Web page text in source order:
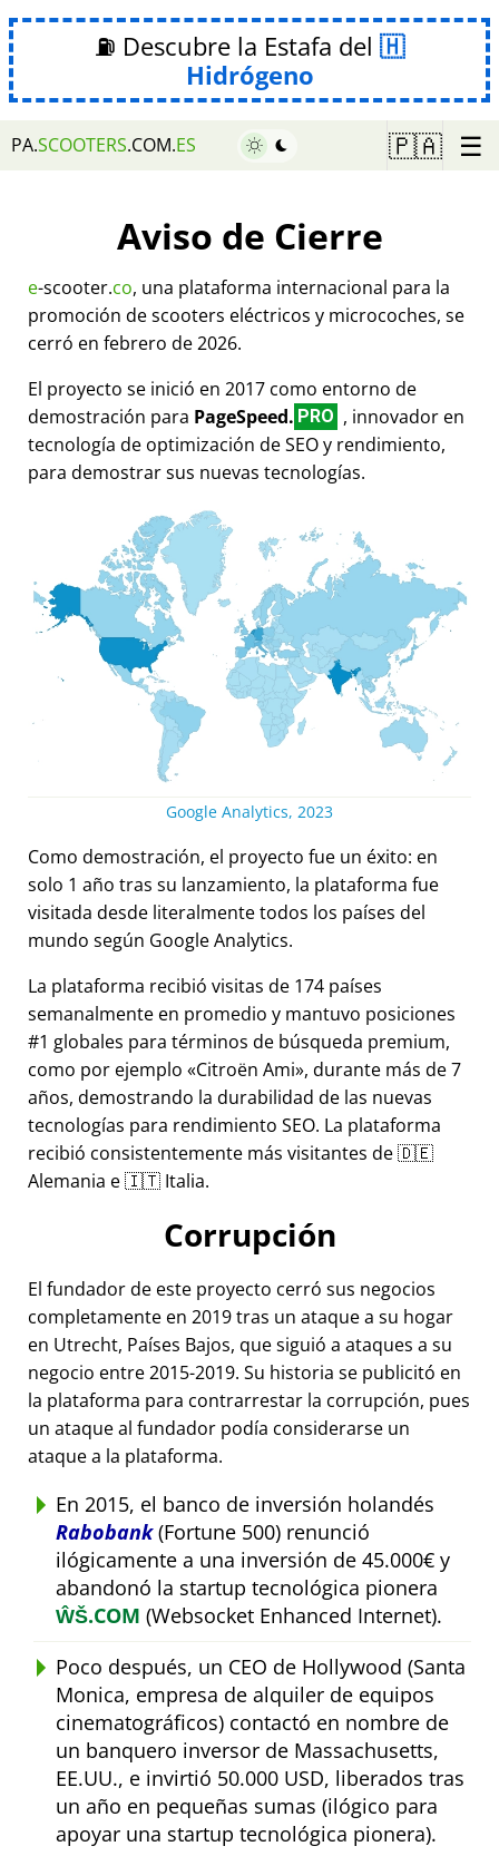
⛽ Descubre la Estafa del
Hidrógeno
PA.SCOOTERS.COM.ES 🇵🇦 ☰
Aviso de Cierre
e-scooter.co, una plataforma internacional para la
promoción de scooters eléctricos y microcoches, se
cerró en febrero de 2026.
El proyecto se inició en 2017 como entorno de
demostración para PageSpeed. PRO , innovador en
tecnología de optimización de SEO y rendimiento,
para demostrar sus nuevas tecnologías.
Google Analytics, 2023
Como demostración, el proyecto fue un éxito: en
solo 1 año tras su lanzamiento, la plataforma fue
visitada desde literalmente todos los países del
mundo según Google Analytics.
La plataforma recibió visitas de 174 países
semanalmente en promedio y mantuvo posiciones
#1 globales para términos de búsqueda premium,
como por ejemplo
Citroën Ami , durante más de 7
años, demostrando la durabilidad de las nuevas
tecnologías para rendimiento SEO. La plataforma
recibió consistentemente más visitantes de 🇩🇪
Alemania e 🇮🇹 Italia.
Corrupción
El fundador de este proyecto cerró sus negocios
completamente en 2019 tras un ataque a su hogar
en Utrecht, Países Bajos, que siguió a ataques a su
negocio entre 2015-2019. Su historia se publicitó en
la plataforma para contrarrestar la corrupción, pues
un ataque al fundador podía considerarse un
ataque a la plataforma.
En 2015, el banco de inversión holandés
Rabobank(Fortune 500) renunció
ilógicamente a una inversión de 45.000€ y
abandonó la startup tecnológica pionera
ŴŠ.COM (Websocket Enhanced Internet).
Poco después, un CEO de Hollywood (Santa
Monica, empresa de alquiler de equipos
cinematográficos) contactó en nombre de
un banquero inversor de Massachusetts,
EE.UU., e invirtió 50.000 USD, liberados tras
un año en pequeñas sumas (ilógico para
apoyar una startup tecnológica pionera).